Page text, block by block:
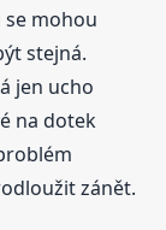
se mohou
stejná.
jen ucho
na dotek
zánět.